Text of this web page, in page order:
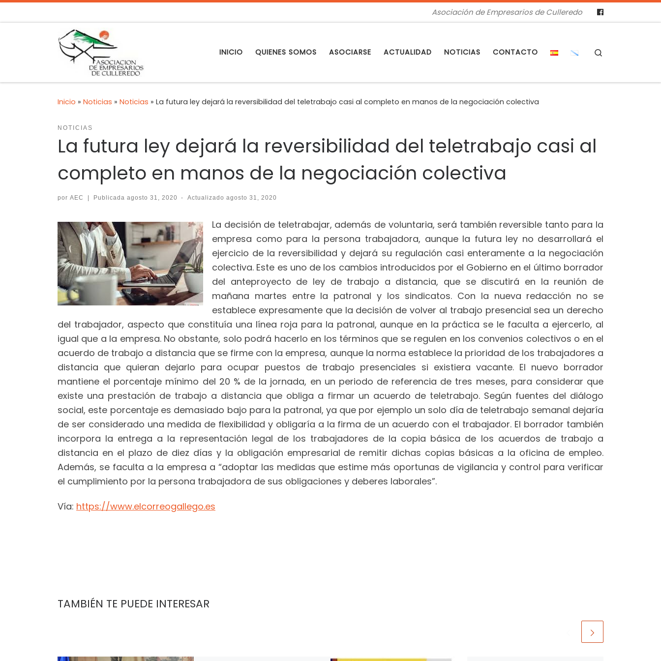
Asociación de Empresarios de Culleredo
INICIO QUIENES SOMOS ASOCIARSE ACTUALIDAD NOTICIAS CONTACTO
Inicio » Noticias » Noticias » La futura ley dejará la reversibilidad del teletrabajo casi al completo en manos de la negociación colectiva
NOTICIAS
La futura ley dejará la reversibilidad del teletrabajo casi al
completo en manos de la negociación colectiva
por AEC | Publicada agosto 31, 2020 - Actualizadoagosto 31, 2020
La decisión de teletrabajar, además de voluntaria, será también reversible tanto para la
empresa como para la persona trabajadora, aunque la futura ley no desarrollará el
ejercicio de la reversibilidad y dejará su regulación casi enteramente a la negociación
colectiva. Este es uno de los cambios introducidos por el Gobierno en el último borrador
del anteproyecto de ley de trabajo a distancia, que se discutirá en la reunión de
mañana martes entre la patronal y los sindicatos. Con la nueva redacción no se
establece expresamente que la decisión de volver al trabajo presencial sea un derecho
del trabajador, aspecto que constituía una línea roja para la patronal, aunque en la práctica se le faculta a ejercerlo, al
igual que a la empresa. No obstante, solo podrá hacerlo en los términos que se regulen en los convenios colectivos o en el
acuerdo de trabajo a distancia que se firme con la empresa, aunque la norma establece la prioridad de los trabajadores a
distancia que quieran dejarlo para ocupar puestos de trabajo presenciales si existiera vacante. El nuevo borrador
mantiene el porcentaje mínimo del 20 % de la jornada, en un periodo de referencia de tres meses, para considerar que
existe una prestación de trabajo a distancia que obliga a firmar un acuerdo de teletrabajo. Según fuentes del diálogo
social, este porcentaje es demasiado bajo para la patronal, ya que por ejemplo un solo día de teletrabajo semanal dejaría
de ser considerado una medida de flexibilidad y obligaría a la firma de un acuerdo con el trabajador. El borrador también
incorpora la entrega a la representación legal de los trabajadores de la copia básica de los acuerdos de trabajo a
distancia en el plazo de diez días y la obligación empresarial de remitir dichas copias básicas a la oficina de empleo.
Además, se faculta a la empresa a “adoptar las medidas que estime más oportunas de vigilancia y control para verificar
el cumplimiento por la persona trabajadora de sus obligaciones y deberes laborales”.
Vía: https://www.elcorreogallego.es
TAMBIÉN TE PUEDE INTERESAR